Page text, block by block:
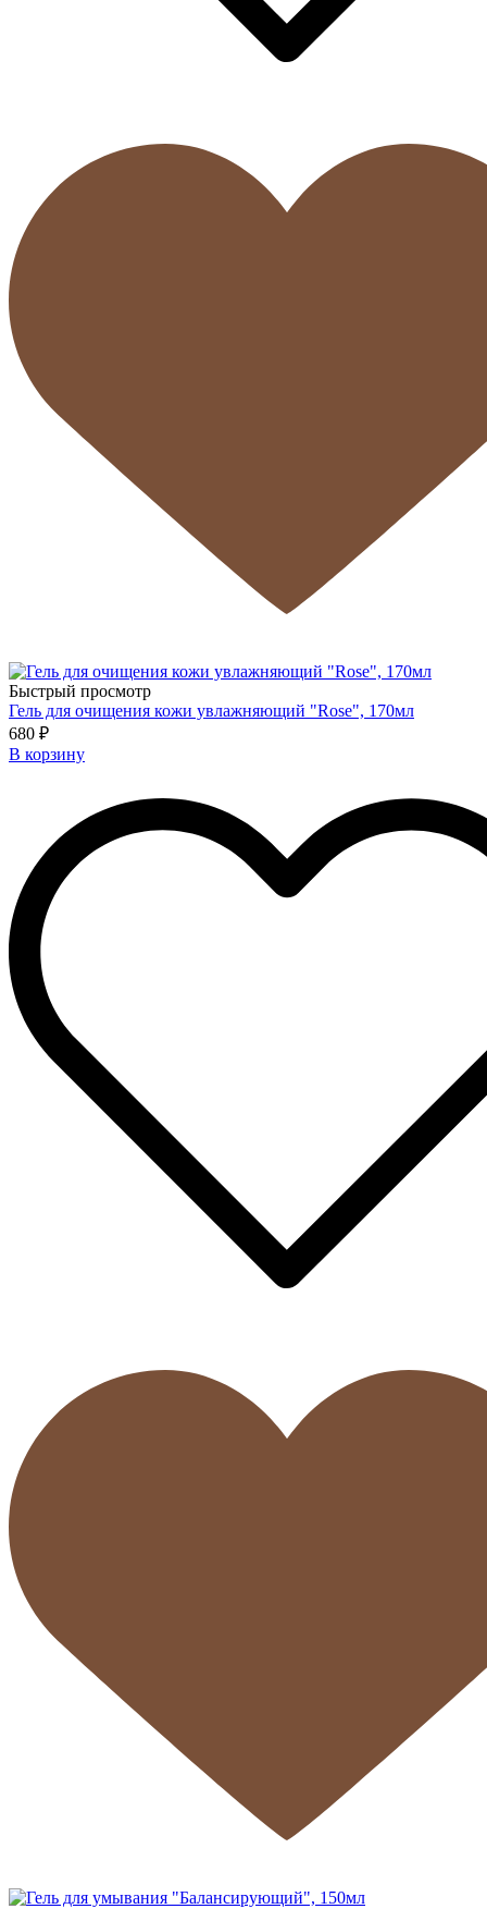
Быстрый просмотр
Гель для очищения кожи увлажняющий "Rose", 170мл
680 ₽
В корзину